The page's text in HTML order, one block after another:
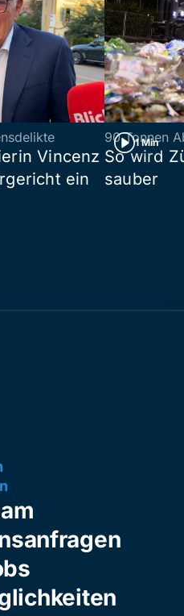
Vincenz
ein
1 Min
90 Tonnen
So wird
sauber